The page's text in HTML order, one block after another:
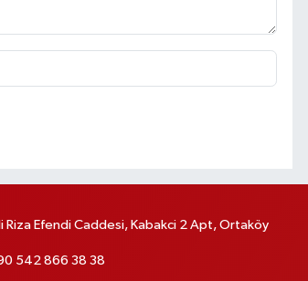
Riza Efendi Caddesi, Kabakci 2 Apt, Ortaköy
542 866 38 38